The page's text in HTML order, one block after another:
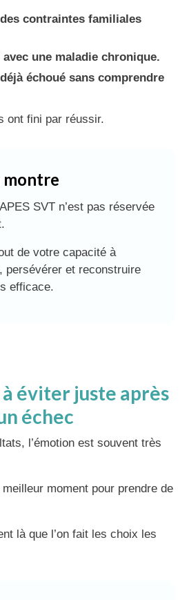
contraintes familiales
une maladie chronique.
échoué sans comprendre
ont fini par réussir.
montre
SVT n’est pas réservée
de votre capacité à
persévérer et reconstruire
efficace.
éviter juste après
échec
l’émotion est souvent très
moment pour prendre de
là que l’on fait les choix les